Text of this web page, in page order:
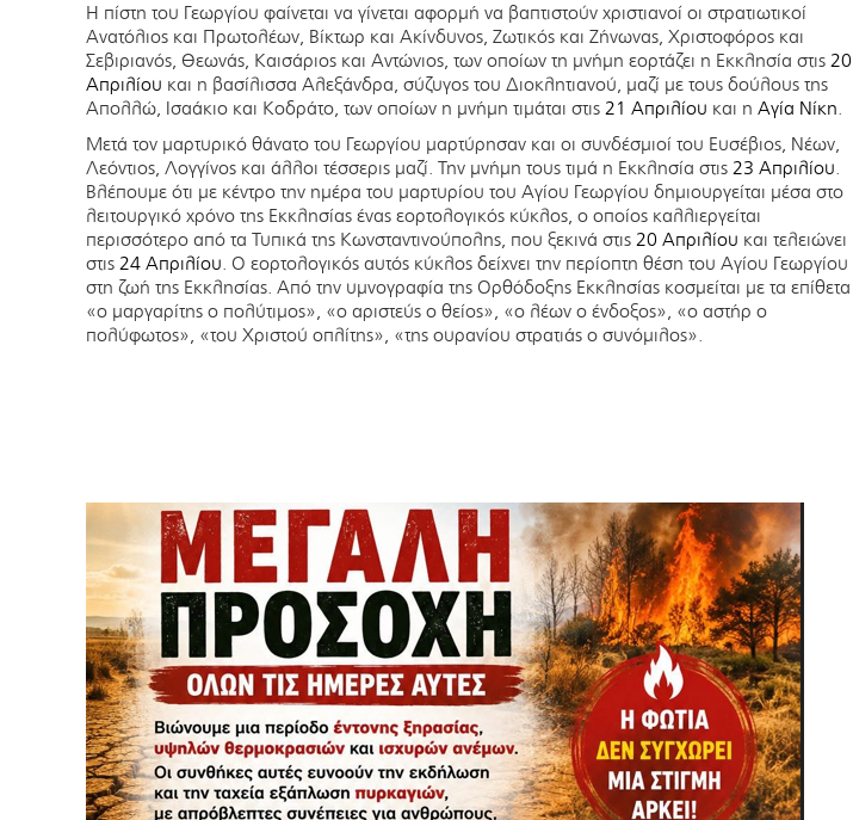
Η πίστη του Γεωργίου φαίνεται να γίνεται αφορμή να βαπτιστούν χριστιανοί οι στρατιωτικοί
Ανατόλιος και Πρωτολέων, Βίκτωρ και Ακίνδυνος, Ζωτικός και Ζήνωνας, Χριστοφόρος και
Σεβιριανός, Θεωνάς, Καισάριος και Αντώνιος, των οποίων τη μνήμη εορτάζει η Εκκλησία στις 20
Απριλίου και η βασίλισσα Αλεξάνδρα, σύζυγος του Διοκλητιανού, μαζί με τους δούλους της
Απολλώ, Ισαάκιο και Κοδράτο, των οποίων η μνήμη τιμάται στις 21 Απριλίου και η Αγία Νίκη.
Μετά τον μαρτυρικό θάνατο του Γεωργίου μαρτύρησαν και οι συνδέσμιοί του Ευσέβιος, Νέων,
Λεόντιος, Λογγίνος και άλλοι τέσσερις μαζί. Την μνήμη τους τιμά η Εκκλησία στις 23 Απριλίου.
Βλέπουμε ότι με κέντρο την ημέρα του μαρτυρίου του Αγίου Γεωργίου δημιουργείται μέσα στο
λειτουργικό χρόνο της Εκκλησίας ένας εορτολογικός κύκλος, ο οποίος καλλιεργείται
περισσότερο από τα Τυπικά της Κωνσταντινούπολης, που ξεκινά στις 20 Απριλίου και τελειώνει
στις 24 Απριλίου. Ο εορτολογικός αυτός κύκλος δείχνει την περίοπτη θέση του Αγίου Γεωργίου
στη ζωή της Εκκλησίας. Από την υμνογραφία της Ορθόδοξης Εκκλησίας κοσμείται με τα επίθετα
«ο μαργαρίτης ο πολύτιμος», «ο αριστεύς ο θείος», «ο λέων ο ένδοξος», «ο αστήρ ο
πολύφωτος», «του Χριστού οπλίτης», «της ουρανίου στρατιάς ο συνόμιλος».